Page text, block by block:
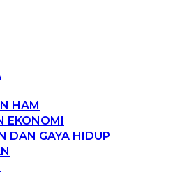
HAM
EKONOMI
DAN GAYA HIDUP